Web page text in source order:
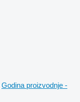
Godina proizvodnje -